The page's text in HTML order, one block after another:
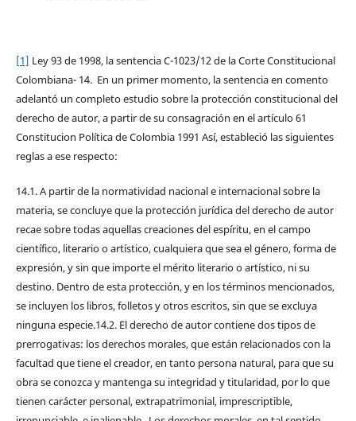
[1] Ley 93 de 1998, la sentencia C-1023/12 de la Corte Constitucional
Colombiana- 14. En un primer momento, la sentencia en comento
adelantó un completo estudio sobre la protección constitucional del
derecho de autor, a partir de su consagración en el artículo 61
Constitucion Política de Colombia 1991 Así, estableció las siguientes
reglas a ese respecto:
14.1. A partir de la normatividad nacional e internacional sobre la
materia, se concluye que la protección jurídica del derecho de autor
recae sobre todas aquellas creaciones del espíritu, en el campo
científico, literario o artístico, cualquiera que sea el género, forma de
expresión, y sin que importe el mérito literario o artístico, ni su
destino. Dentro de esta protección, y en los términos mencionados,
se incluyen los libros, folletos y otros escritos, sin que se excluya
ninguna especie.14.2. El derecho de autor contiene dos tipos de
prerrogativas: los derechos morales, que están relacionados con la
facultad que tiene el creador, en tanto persona natural, para que su
obra se conozca y mantenga su integridad y titularidad, por lo que
tienen carácter personal, extrapatrimonial, imprescriptible,